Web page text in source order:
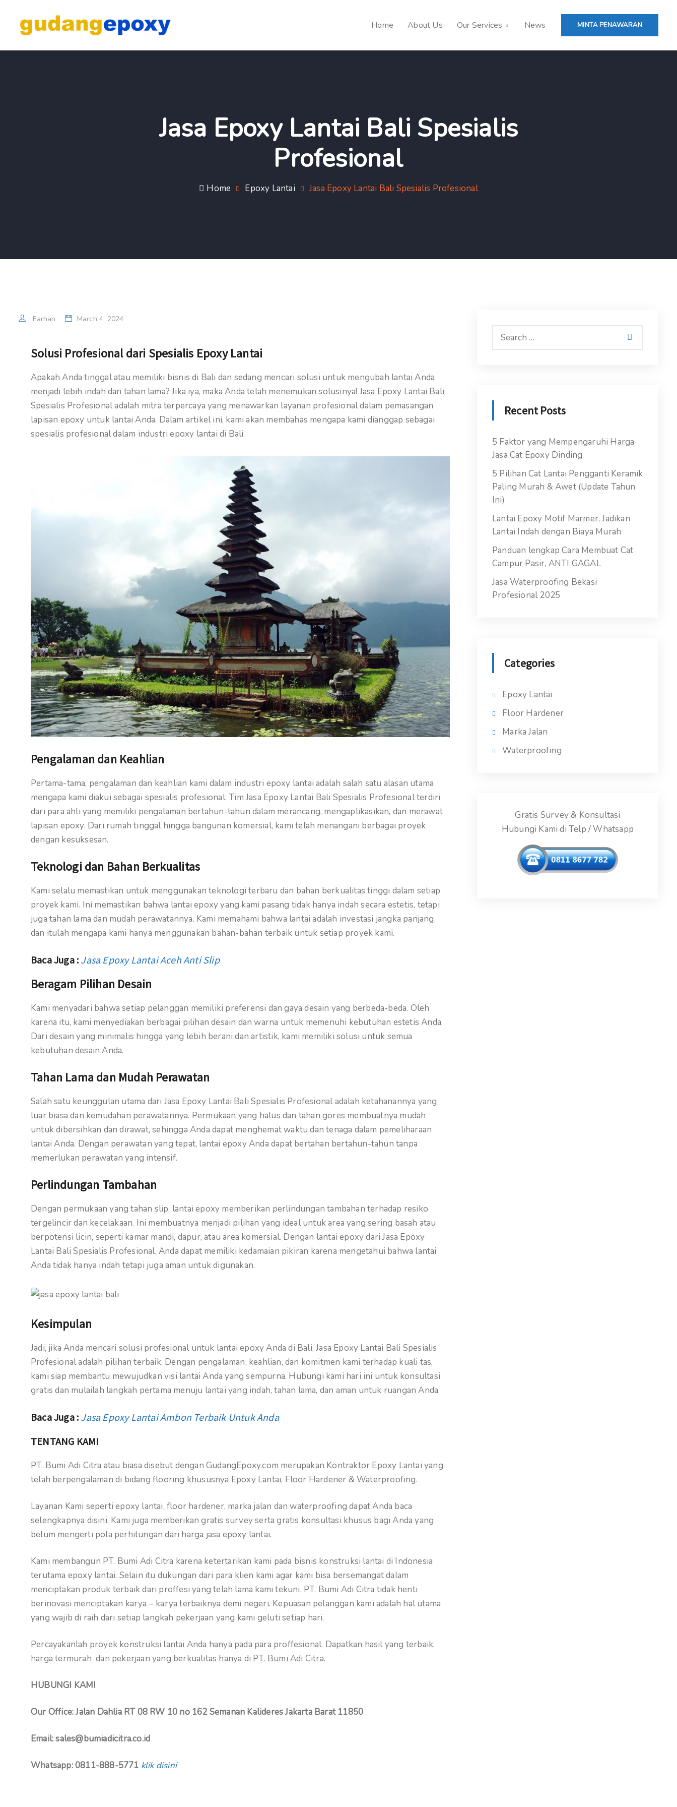
Home About Us Our Services News MINTA PENAWARAN
Jasa Epoxy Lantai Bali Spesialis
Profesional
Home Epoxy Lantai Jasa Epoxy Lantai Bali Spesialis Profesional
Farhan March 4, 2024
Solusi Profesional dari Spesialis Epoxy Lantai
Apakah Anda tinggal atau memiliki bisnis di Bali dan sedang mencari solusi untuk mengubah lantai Anda
menjadi lebih indah dan tahan lama? Jika iya, maka Anda telah menemukan solusinya! Jasa Epoxy Lantai Bali
Spesialis Profesional adalah mitra terpercaya yang menawarkan layanan profesional dalam pemasangan
lapisan epoxy untuk lantai Anda. Dalam artikel ini, kami akan membahas mengapa kami dianggap sebagai
spesialis profesional dalam industri epoxy lantai di Bali.
Pengalaman dan Keahlian
Pertama-tama, pengalaman dan keahlian kami dalam industri epoxy lantai adalah salah satu alasan utama
mengapa kami diakui sebagai spesialis profesional. Tim Jasa Epoxy Lantai Bali Spesialis Profesional terdiri
dari para ahli yang memiliki pengalaman bertahun-tahun dalam merancang, mengaplikasikan, dan merawat
lapisan epoxy. Dari rumah tinggal hingga bangunan komersial, kami telah menangani berbagai proyek
dengan kesuksesan.
Teknologi dan Bahan Berkualitas
Kami selalu memastikan untuk menggunakan teknologi terbaru dan bahan berkualitas tinggi dalam setiap
proyek kami. Ini memastikan bahwa lantai epoxy yang kami pasang tidak hanya indah secara estetis, tetapi
juga tahan lama dan mudah perawatannya. Kami memahami bahwa lantai adalah investasi jangka panjang,
dan itulah mengapa kami hanya menggunakan bahan-bahan terbaik untuk setiap proyek kami.
Baca Juga : Jasa Epoxy Lantai Aceh Anti Slip
Beragam Pilihan Desain
Kami menyadari bahwa setiap pelanggan memiliki preferensi dan gaya desain yang berbeda-beda. Oleh
karena itu, kami menyediakan berbagai pilihan desain dan warna untuk memenuhi kebutuhan estetis Anda.
Dari desain yang minimalis hingga yang lebih berani dan artistik, kami memiliki solusi untuk semua
kebutuhan desain Anda.
Tahan Lama dan Mudah Perawatan
Salah satu keunggulan utama dari Jasa Epoxy Lantai Bali Spesialis Profesional adalah ketahanannya yang
luar biasa dan kemudahan perawatannya. Permukaan yang halus dan tahan gores membuatnya mudah
untuk dibersihkan dan dirawat, sehingga Anda dapat menghemat waktu dan tenaga dalam pemeliharaan
lantai Anda. Dengan perawatan yang tepat, lantai epoxy Anda dapat bertahan bertahun-tahun tanpa
memerlukan perawatan yang intensif.
Perlindungan Tambahan
Dengan permukaan yang tahan slip, lantai epoxy memberikan perlindungan tambahan terhadap resiko
tergelincir dan kecelakaan. Ini membuatnya menjadi pilihan yang ideal untuk area yang sering basah atau
berpotensi licin, seperti kamar mandi, dapur, atau area komersial. Dengan lantai epoxy dari Jasa Epoxy
Lantai Bali Spesialis Profesional, Anda dapat memiliki kedamaian pikiran karena mengetahui bahwa lantai
Anda tidak hanya indah tetapi juga aman untuk digunakan.
Kesimpulan
Jadi, jika Anda mencari solusi profesional untuk lantai epoxy Anda di Bali, Jasa Epoxy Lantai Bali Spesialis
Profesional adalah pilihan terbaik. Dengan pengalaman, keahlian, dan komitmen kami terhadap kuali tas,
kami siap membantu mewujudkan visi lantai Anda yang sempurna. Hubungi kami hari ini untuk konsultasi
gratis dan mulailah langkah pertama menuju lantai yang indah, tahan lama, dan aman untuk ruangan Anda.
Baca Juga : Jasa Epoxy Lantai Ambon Terbaik Untuk Anda
TENTANG KAMI
PT. Bumi Adi Citra atau biasa disebut dengan GudangEpoxy.com merupakan Kontraktor Epoxy Lantai yang
telah berpengalaman di bidang flooring khususnya Epoxy Lantai, Floor Hardener & Waterproofing.
Layanan Kami seperti epoxy lantai, floor hardener, marka jalan dan waterproofing dapat Anda baca
selengkapnya disini. Kami juga memberikan gratis survey serta gratis konsultasi khusus bagi Anda yang
belum mengerti pola perhitungan dari harga jasa epoxy lantai.
Kami membangun PT. Bumi Adi Citra karena ketertarikan kami pada bisnis konstruksi lantai di Indonesia
terutama epoxy lantai. Selain itu dukungan dari para klien kami agar kami bisa bersemangat dalam
menciptakan produk terbaik dari proffesi yang telah lama kami tekuni. PT. Bumi Adi Citra tidak henti
berinovasi menciptakan karya – karya terbaiknya demi negeri. Kepuasan pelanggan kami adalah hal utama
yang wajib di raih dari setiap langkah pekerjaan yang kami geluti setiap hari.
Percayakanlah proyek konstruksi lantai Anda hanya pada para proffesional. Dapatkan hasil yang terbaik,
harga termurah dan pekerjaan yang berkualitas hanya di PT. Bumi Adi Citra.
HUBUNGI KAMI
Our Office: Jalan Dahlia RT 08 RW 10 no 162 Semanan Kalideres Jakarta Barat 11850
Email: sales@bumiadicitra.co.id
Whatsapp: 0811-888-5771 klik disini
Recent Posts
5 Faktor yang Mempengaruhi Harga
Jasa Cat Epoxy Dinding
5 Pilihan Cat Lantai Pengganti Keramik
Paling Murah & Awet (Update Tahun
Ini)
Lantai Epoxy Motif Marmer, Jadikan
Lantai Indah dengan Biaya Murah
Panduan lengkap Cara Membuat Cat
Campur Pasir, ANTI GAGAL
Jasa Waterproofing Bekasi
Profesional 2025
Categories
Epoxy Lantai
Floor Hardener
Marka Jalan
Waterproofing
Gratis Survey & Konsultasi
Hubungi Kami di Telp / Whatsapp